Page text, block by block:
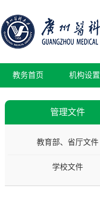
教务首页 机构设置
管理文件
教育部、省厅文件
学校文件